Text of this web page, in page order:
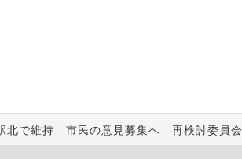
北で維持 市民の意見募集へ 再検討委員会